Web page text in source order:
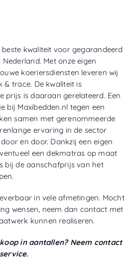
beste kwaliteit voor gegarandeerd
Met onze eigen
koeriersdiensten leveren wij
& trace. De kwaliteit is
prijs is daaraan gerelateerd. Een
bij Maxibedden.nl tegen een
samen met gerenommeerde
ervaring in de sector
en door. Dankzij een eigen
een dekmatras op maat
bij de aanschafprijs van het
in vele afmetingen. Mocht
wensen, neem dan contact met
kunnen realiseren.
in aantallen? Neem contact